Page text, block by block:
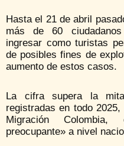
Hasta el 21 de abril
más de 60
ingresar como turistas
de posibles fines de
aumento de estos casos.
La cifra supera la
registradas en todo
Migración Colombia,
preocupante» a nivel